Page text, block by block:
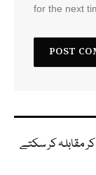
for the next
مقابلہ کر سکتے